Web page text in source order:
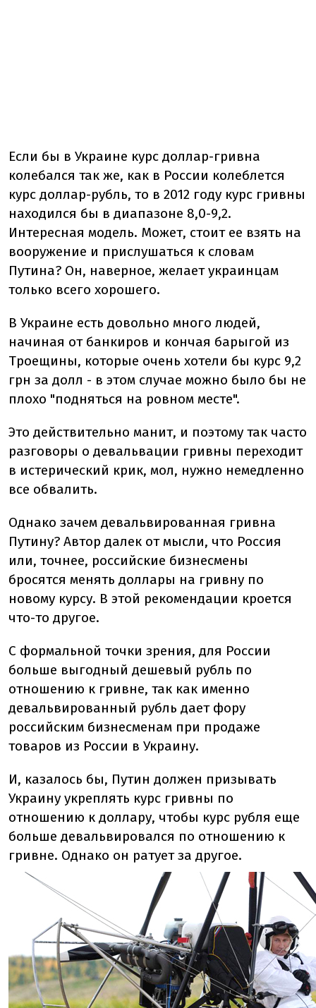
Если бы в Украине курс доллар-гривна
колебался так же, как в России колеблется
курс доллар-рубль, то в 2012 году курс гривны
находился бы в диапазоне 8,0-9,2.
Интересная модель. Может, стоит ее взять на
вооружение и прислушаться к словам
Путина? Он, наверное, желает украинцам
только всего хорошего.
В Украине есть довольно много людей,
начиная от банкиров и кончая барыгой из
Троещины, которые очень хотели бы курс 9,2
грн за долл - в этом случае можно было бы не
плохо "подняться на ровном месте".
Это действительно манит, и поэтому так часто
разговоры о девальвации гривны переходит
в истерический крик, мол, нужно немедленно
все обвалить.
Однако зачем девальвированная гривна
Путину? Автор далек от мысли, что Россия
или, точнее, российские бизнесмены
бросятся менять доллары на гривну по
новому курсу. В этой рекомендации кроется
что-то другое.
С формальной точки зрения, для России
больше выгодный дешевый рубль по
отношению к гривне, так как именно
девальвированный рубль дает фору
российским бизнесменам при продаже
товаров из России в Украину.
И, казалось бы, Путин должен призывать
Украину укреплять курс гривны по
отношению к доллару, чтобы курс рубля еще
больше девальвировался по отношению к
гривне. Однако он ратует за другое.